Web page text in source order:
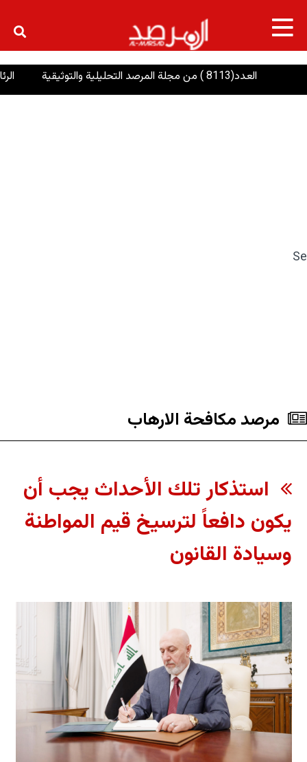
×العدد(8113 ) من مجلة المرصد التحليلية والتوثيقية
مرصد مكافحة الارهاب
استذكار تلك الأحداث يجب أن
يكون دافعاً لترسيخ قيم المواطنة
وسيادة القانون